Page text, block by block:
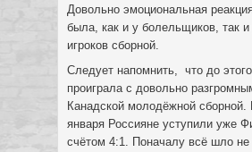
Довольно эмоциональная
была, как и у болельщиков, так
игроков сборной.
Следует напомнить, что до
проиграла с довольно
Канадской молодёжной сборной.
января Россияне уступили уже
счётом 4:1. Поначалу всё шло не